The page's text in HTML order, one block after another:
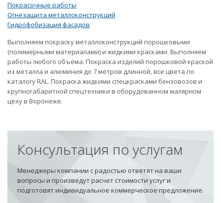
Покрасочные работы
Огнезащита металлоконструкций
Гидрофобизация фасадов
Выполняем покраску металлоконструкций порошковыми
(полимерными материалами) и жидкими красками. Выполняем
работы любого объема. Покраска изделий порошковой краской
из металла и алюминия до 7 метров длинной, все цвета по
каталогу RAL. Покраска жидкими спецкрасками бензовозов и
крупногабаритной спецтехники в оборудованном малярном
цеху в Воронеже.
Консультация по услугам
Менеджеры компании с радостью ответят на ваши
вопросы и произведут расчет стоимости услуг и
подготовят индивидуальное коммерческое предложение.